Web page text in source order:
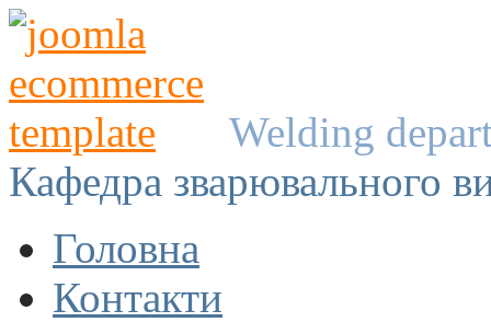
Welding
Кафедра зварювального
Головна
Контакти